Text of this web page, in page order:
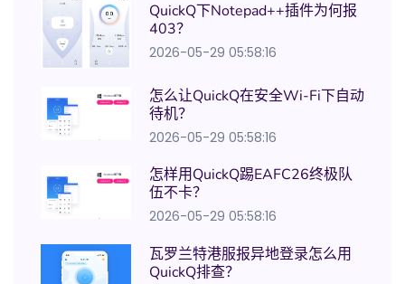
QuickQ下Notepad++插件为何报
403？
2026-05-29 05:58:16
怎么让QuickQ在安全Wi-Fi下自动
待机？
2026-05-29 05:58:16
怎样用QuickQ踢EAFC26终极队
伍不卡？
2026-05-29 05:58:16
瓦罗兰特港服报异地登录怎么用
QuickQ排查？